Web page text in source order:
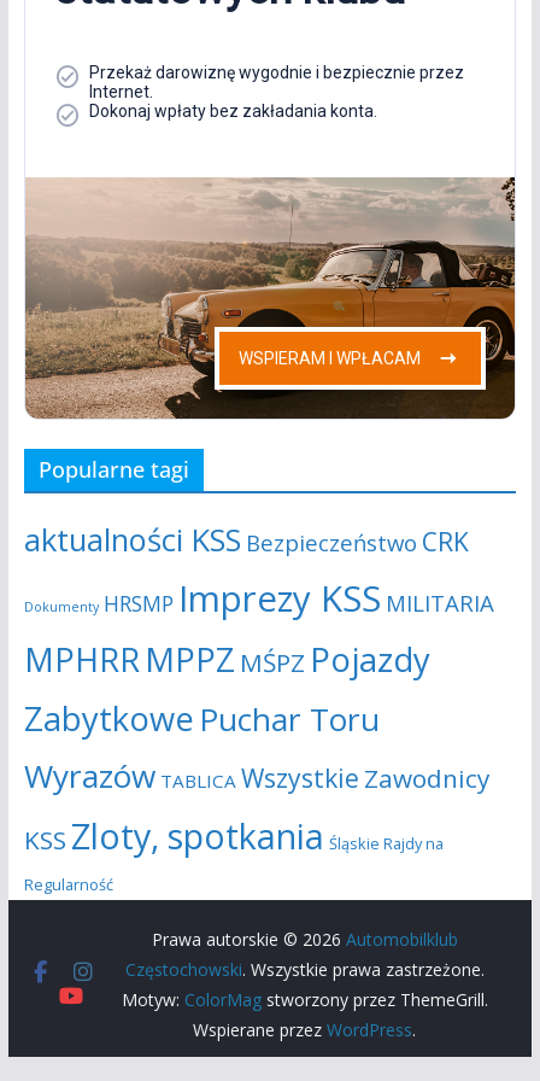
Popularne tagi
aktualności KSS Bezpieczeństwo CRK
Dokumenty HRSMP Imprezy KSS MILITARIA
MPHRRMPPZ MŚPZ Pojazdy
Zabytkowe Puchar Toru
Wyrazów TABLICA Wszystkie Zawodnicy
KSS Zloty, spotkania Śląskie Rajdy na
Regularność
Prawa autorskie © 2026 Automobilklub
Częstochowski. Wszystkie prawa zastrzeżone.
Motyw: ColorMagstworzony przez ThemeGrill.
Wspierane przezWordPress.